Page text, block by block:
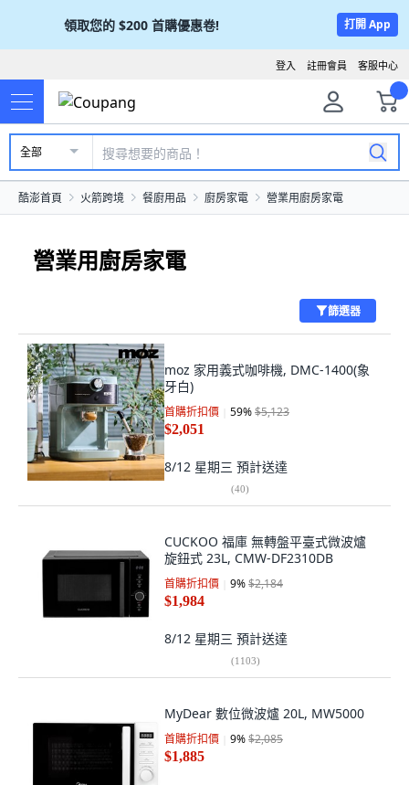
領取您的 $200 首購優惠卷! 打開 App
客服中心
註冊會員
登入
全部
酷澎首頁 火箭跨境 餐廚用品 廚房家電 營業用廚房家電
營業用廚房家電
篩選器
moz 家用義式咖啡機, DMC-1400(象
牙白)
首購折扣價 59%$5,123
$2,051
8/12 星期三 預計送達
(40)
CUCKOO 福庫 無轉盤平臺式微波爐
旋鈕式 23L, CMW-DF2310DB
首購折扣價 9%$2,184
$1,984
8/12 星期三 預計送達
(1103)
MyDear 數位微波爐 20L, MW5000
首購折扣價 9%$2,085
$1,885